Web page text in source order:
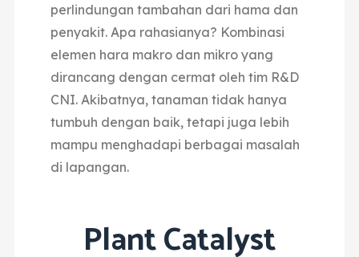
perlindungan tambahan dari hama dan
penyakit. Apa rahasianya? Kombinasi
elemen hara makro dan mikro yang
dirancang dengan cermat oleh tim R&D
CNI. Akibatnya, tanaman tidak hanya
tumbuh dengan baik, tetapi juga lebih
mampu menghadapi berbagai masalah
di lapangan.
Plant Catalyst